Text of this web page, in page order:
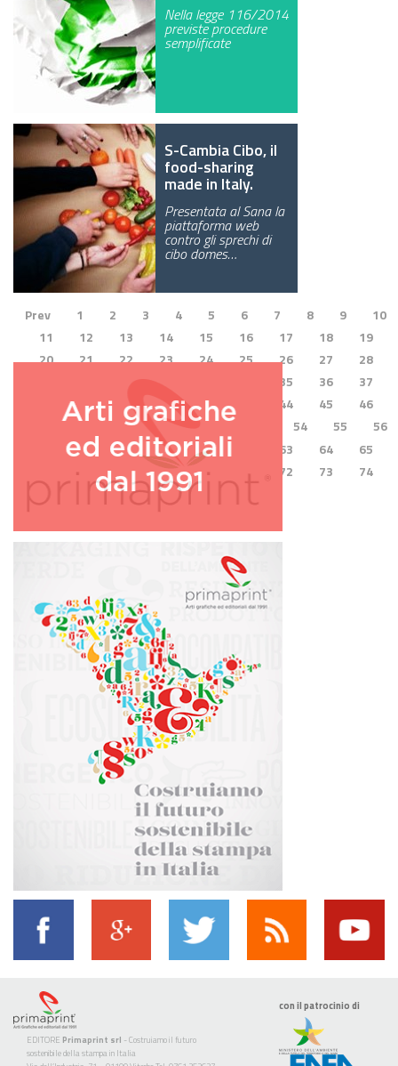
Nella legge 116/2014
previste procedure
semplificate
S-Cambia Cibo, il
food-sharing
made in Italy.
Presentata al Sana la
piattaforma web
contro gli sprechi di
cibo domes…
Prev 1 2 3 4 5 6 7 8 9
10
11
12 13 14 15 16 17 18
19
20
21 22 23 24 25 26 27
28
31 32 35 36
37
39 40 41 42 44 45
46
48 49 50 51 52 54 55
56
58 59 60 61 63 64
65
68 69 70 71 72 73
74
75
76
EDITORE Primaprint srl - Costruiamo il futuro
sostenibile della stampa in Italia
con il patrocinio di